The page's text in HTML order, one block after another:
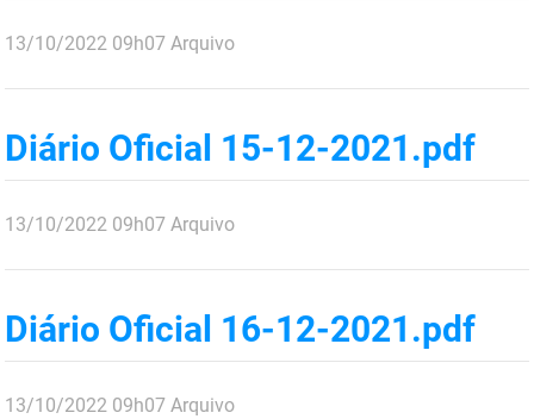
publicado
13/10/2022 09h07 Arquivo
Diário Oficial 15-12-2021.pdf
publicado
13/10/2022 09h07 Arquivo
Diário Oficial 16-12-2021.pdf
publicado
13/10/2022 09h07 Arquivo